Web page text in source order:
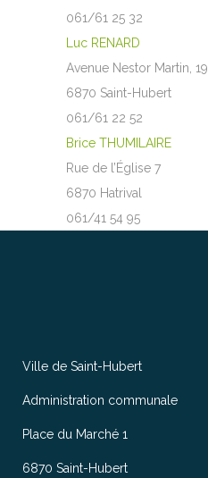
061/61 25 32
Luc RENARD
Avenue Nestor Martin, 19
6870 Saint-Hubert
061/61 22 52
Brice THUMILAIRE
Rue de l’Église 7
6870 Hatrival
061/41 54 95
Ville de Saint-Hubert
Administration communale
Place du Marché 1
6870 Saint-Hubert